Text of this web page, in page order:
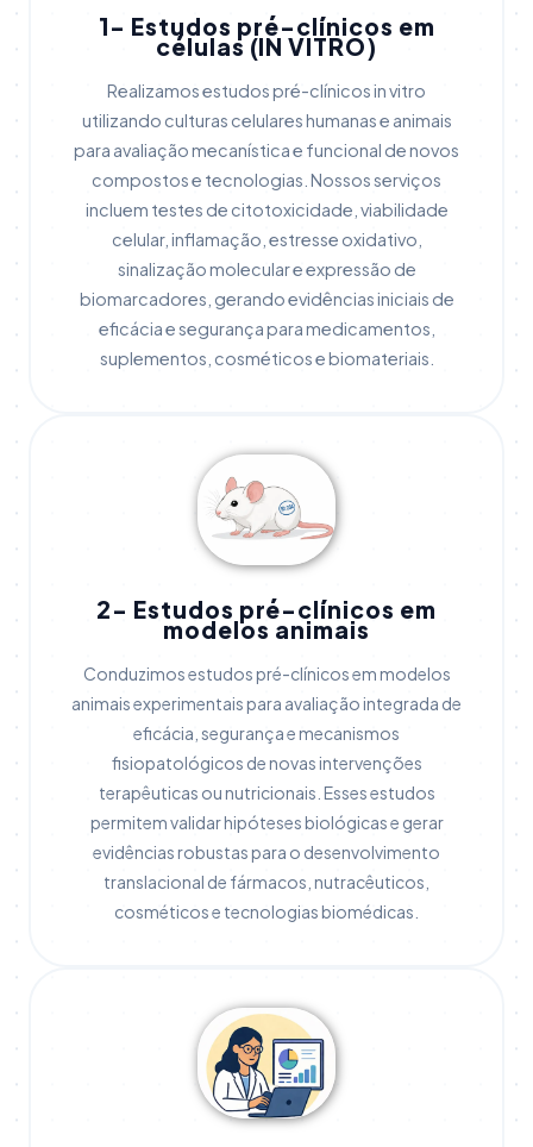
1- Estudos pré-clínicos em
células (IN VITRO)
Realizamos estudos pré-clínicos in vitro
utilizando culturas celulares humanas e animais
para avaliação mecanística e funcional de novos
compostos e tecnologias. Nossos serviços
incluem testes de citotoxicidade, viabilidade
celular, inflamação, estresse oxidativo,
sinalização molecular e expressão de
biomarcadores, gerando evidências iniciais de
eficácia e segurança para medicamentos,
suplementos, cosméticos e biomateriais.
2- Estudos pré-clínicos em
modelos animais
Conduzimos estudos pré-clínicos em modelos
animais experimentais para avaliação integrada de
eficácia, segurança e mecanismos
fisiopatológicos de novas intervenções
terapêuticas ou nutricionais. Esses estudos
permitem validar hipóteses biológicas e gerar
evidências robustas para o desenvolvimento
translacional de fármacos, nutracêuticos,
cosméticos e tecnologias biomédicas.